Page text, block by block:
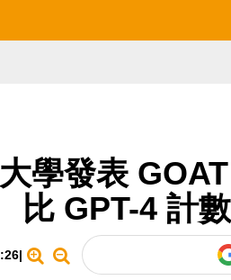
學發表
比 GPT-4 計
|